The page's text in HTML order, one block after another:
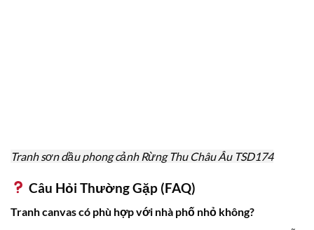
Tranh sơn dầu phong cảnh Rừng Thu Châu Âu TSD174
Câu Hỏi Thường Gặp (FAQ)
Tranh canvas có phù hợp với nhà phố nhỏ không?